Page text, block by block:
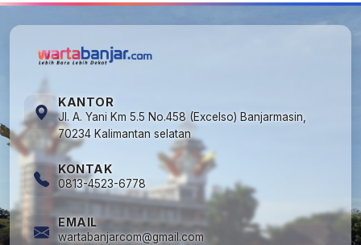
KANTOR
Jl. A. Yani Km 5.5 No.458 (Excelso) Banjarmasin,
70234 Kalimantan selatan
KONTAK
0813-4523-6778
EMAIL
wartabanjarcom@gmail.com